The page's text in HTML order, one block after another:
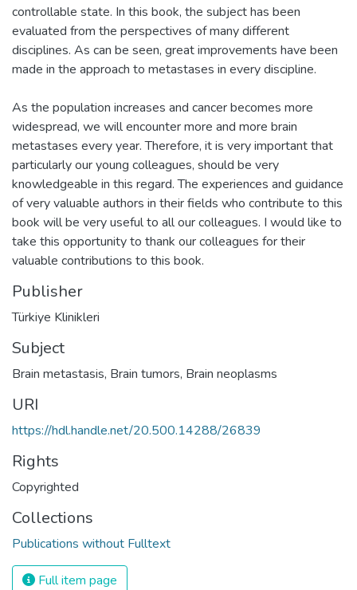
controllable state. In this book, the subject has been
evaluated from the perspectives of many different
disciplines. As can be seen, great improvements have been
made in the approach to metastases in every discipline.
As the population increases and cancer becomes more
widespread, we will encounter more and more brain
metastases every year. Therefore, it is very important that
particularly our young colleagues, should be very
knowledgeable in this regard. The experiences and guidance
of very valuable authors in their fields who contribute to this
book will be very useful to all our colleagues. I would like to
take this opportunity to thank our colleagues for their
valuable contributions to this book.
Publisher
Türkiye Klinikleri
Subject
Brain metastasis, Brain tumors, Brain neoplasms
URI
https://hdl.handle.net/20.500.14288/26839
Rights
Copyrighted
Collections
Publications without Fulltext
Full item page